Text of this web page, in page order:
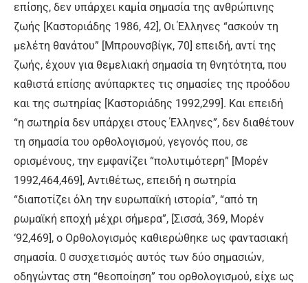
επίσης, δεν υπάρχει καμία σημασία της ανθρώπινης
ζωής [Καστοριάδης 1986, 42], Οι Έλληνες “ασκούν τη
μελέτη θανάτου” [Μπρουνσβίγκ, 70] επειδή, αντί της
ζωής, έχουν για θεμελιακή σημασία τη θνητότητα, που
καθιστά επίσης ανύπαρκτες τις σημασίες της προόδου
και της σωτηρίας [Καστοριάδης 1992,299]. Και επειδή
“η σωτηρία δεν υπάρχει στους Έλληνες”, δεν διαθέτουν
τη σημασία του ορθολογισμού, γεγονός που, σε
ορισμένους, την εμφανίζει “πολυτιμότερη” [Μορέν
1992,464,469], Αντιθέτως, επειδή η σωτηρία
“διαποτίζει όλη την ευρωπαϊκή ιστορία”, “από τη
ρωμαϊκή εποχή μέχρι σήμερα”, [Σισσά, 369, Μορέν
‘92,469], ο Ορθολογισμός καθιερώθηκε ως φαντασιακή
σημασία. 0 συσχετισμός αυτός των δύο σημασιών,
οδηγώντας στη “θεοποίηση” του ορθολογισμού, είχε ως